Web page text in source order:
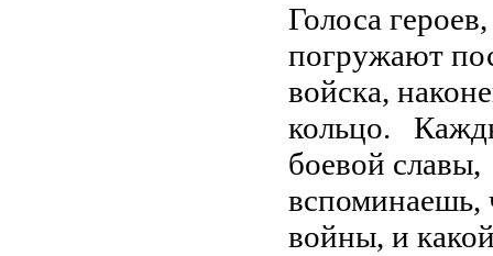
Голоса
погружают
войска,
кольцо.
боевой славы,
вспоминаешь,
войны, и